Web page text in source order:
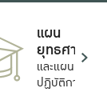
แผน
ยุทธศาสตร์
และแผน
ปฏิบัติการ